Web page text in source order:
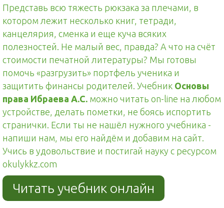
Представь всю тяжесть рюкзака за плечами, в
котором лежит несколько книг, тетради,
канцелярия, сменка и еще куча всяких
полезностей. Не малый вес, правда? А что на счёт
стоимости печатной литературы? Мы готовы
помочь «разгрузить» портфель ученика и
защитить финансы родителей. Учебник Основы
права Ибраева А.С. можно читать on-line на любом
устройстве, делать пометки, не боясь испортить
странички. Если ты не нашёл нужного учебника -
напиши нам, мы его найдём и добавим на сайт.
Учись в удовольствие и постигай науку с ресурсом
okulykkz.com
Читать учебник онлайн